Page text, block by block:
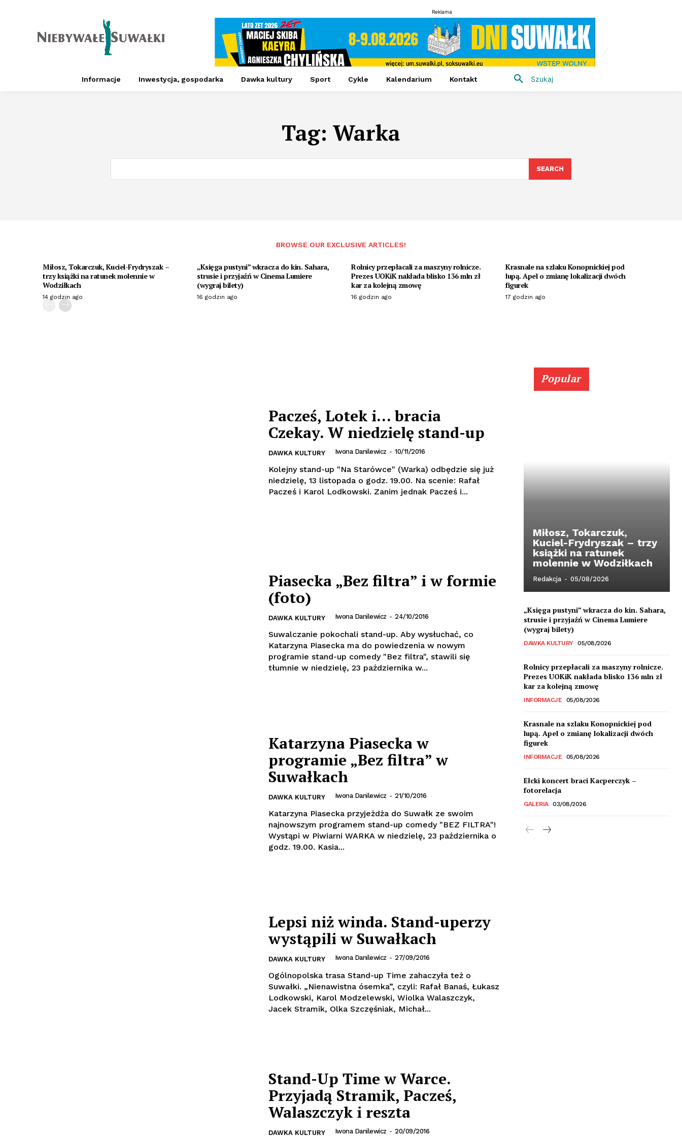
Reklama
Informacje Inwestycja, gospodarka Dawka kultury Sport Cykle Kalendarium Kontakt Szukaj
Tag: Warka
SEARCH
BROWSE OUR EXCLUSIVE ARTICLES!
Miłosz, Tokarczuk, Kuciel-Frydryszak –
trzy książki na ratunek molennie w
Wodziłkach
14 godzin ago
„Księga pustyni” wkracza do kin. Sahara,
strusie i przyjaźń w Cinema Lumiere
(wygraj bilety)
16 godzin ago
Rolnicy przepłacali za maszyny rolnicze.
Prezes UOKiK nakłada blisko 136 mln zł
kar za kolejną zmowę
16 godzin ago
Krasnale na szlaku Konopnickiej pod
lupą. Apel o zmianę lokalizacji dwóch
figurek
17 godzin ago
Pacześ, Lotek i… bracia
Czekay. W niedzielę stand-up
DAWKA KULTURY Iwona Danilewicz - 10/11/2016
Kolejny stand-up "Na Starówce" (Warka) odbędzie się już
niedzielę, 13 listopada o godz. 19.00. Na scenie: Rafał
Pacześ i Karol Lodkowski. Zanim jednak Pacześ i...
Piasecka „Bez filtra” i w formie
(foto)
DAWKA KULTURY Iwona Danilewicz - 24/10/2016
Suwalczanie pokochali stand-up. Aby wysłuchać, co
Katarzyna Piasecka ma do powiedzenia w nowym
programie stand-up comedy "Bez filtra", stawili się
tłumnie w niedzielę, 23 października w...
Katarzyna Piasecka w
programie „Bez filtra” w
Suwałkach
DAWKA KULTURY Iwona Danilewicz - 21/10/2016
Katarzyna Piasecka przyjeżdża do Suwałk ze swoim
najnowszym programem stand-up comedy "BEZ FILTRA"!
Wystąpi w Piwiarni WARKA w niedzielę, 23 października o
godz. 19.00. Kasia...
Lepsi niż winda. Stand-uperzy
wystąpili w Suwałkach
DAWKA KULTURY Iwona Danilewicz - 27/09/2016
Ogólnopolska trasa Stand-up Time zahaczyła też o
Suwałki. „Nienawistna ósemka”, czyli: Rafał Banaś, Łukasz
Lodkowski, Karol Modzelewski, Wiolka Walaszczyk,
Jacek Stramik, Olka Szczęśniak, Michał...
Stand-Up Time w Warce.
Przyjadą Stramik, Pacześ,
Walaszczyk i reszta
DAWKA KULTURY Iwona Danilewicz - 20/09/2016
Popular
Miłosz, Tokarczuk,
Kuciel-Frydryszak – trzy
książki na ratunek
molennie w Wodziłkach
Redakcja - 05/08/2026
„Księga pustyni” wkracza do kin. Sahara,
strusie i przyjaźń w Cinema Lumiere
(wygraj bilety)
DAWKA KULTURY 05/08/2026
Rolnicy przepłacali za maszyny rolnicze.
Prezes UOKiK nakłada blisko 136 mln zł
kar za kolejną zmowę
INFORMACJE 05/08/2026
Krasnale na szlaku Konopnickiej pod
lupą. Apel o zmianę lokalizacji dwóch
figurek
INFORMACJE 05/08/2026
Ełcki koncert braci Kacperczyk –
fotorelacja
GALERIA 03/08/2026